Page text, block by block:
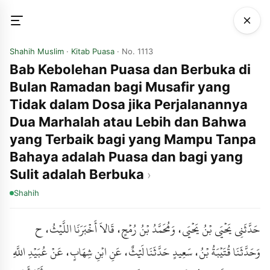
Shahih Muslim · Kitab Puasa · No. 1113
Bab Kebolehan Puasa dan Berbuka di
Bulan Ramadan bagi Musafir yang
Tidak dalam Dosa jika Perjalanannya
Dua Marhalah atau Lebih dan Bahwa
yang Terbaik bagi yang Mampu Tanpa
Bahaya adalah Puasa dan bagi yang
Sulit adalah Berbuka
Shahih
حَدَّثَنِي يَحْيَى بْنُ يَحْيَى، وَمُحَمَّدُ بْنُ رُمْحٍ، قَالاَ أَخْبَرَنَا اللَّيْثُ، ح
وَحَدَّثَنَا قُتَيْبَةُ بْنُ، سَعِيدٍ حَدَّثَنَا لَيْثٌ، عَنِ ابْنِ شِهَابٍ، عَنْ عُبَيْدِ اللَّهِ